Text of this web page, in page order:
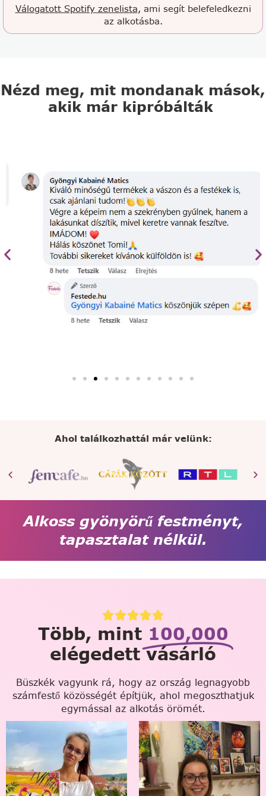
Válogatott Spotify zenelista, ami segít belefeledkezni
az alkotásba.
Nézd meg, mit mondanak mások,
akik már kipróbálták
Ahol találkozhattál már velünk:
Alkoss gyönyörű festményt,
tapasztalat nélkül.
Több, mint 100,000
elégedett vásárló
Büszkék vagyunk rá, hogy az ország legnagyobb
számfestő közösségét építjük, ahol megoszthatjuk
egymással az alkotás örömét.